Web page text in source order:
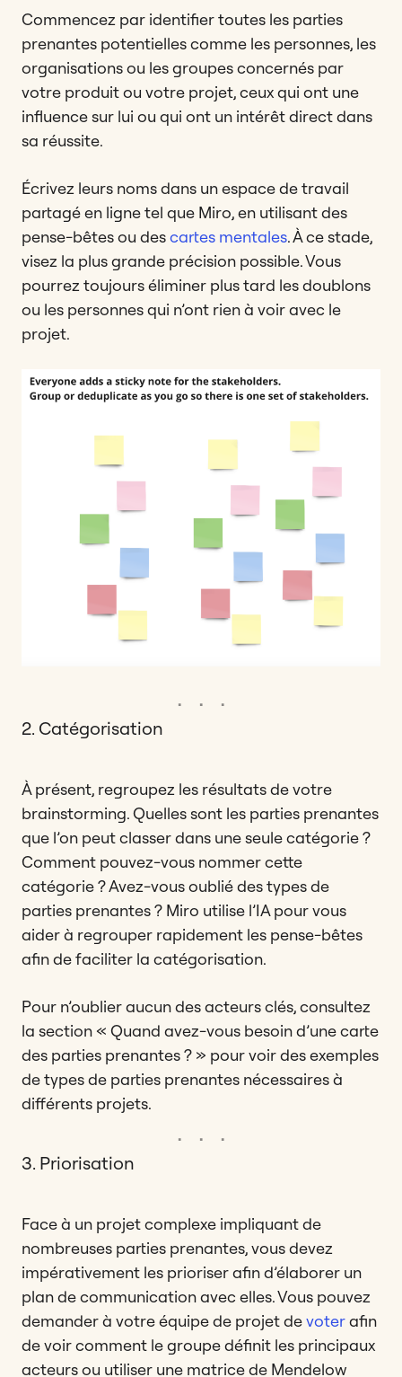
Commencez par identifier toutes les parties
prenantes potentielles comme les personnes, les
organisations ou les groupes concernés par
votre produit ou votre projet, ceux qui ont une
influence sur lui ou qui ont un intérêt direct dans
sa réussite.
Écrivez leurs noms dans un espace de travail
partagé en ligne tel que Miro, en utilisant des
pense-bêtes ou descartes mentales. À ce stade,
visez la plus grande précision possible. Vous
pourrez toujours éliminer plus tard les doublons
ou les personnes qui n’ont rien à voir avec le
projet.
2. Catégorisation
À présent, regroupez les résultats de votre
brainstorming. Quelles sont les parties prenantes
que l’on peut classer dans une seule catégorie ?
Comment pouvez-vous nommer cette
catégorie ? Avez-vous oublié des types de
parties prenantes ? Miro utilise l’IA pour vous
aider à regrouper rapidement les pense-bêtes
afin de faciliter la catégorisation.
Pour n’oublier aucun des acteurs clés, consultez
la section « Quand avez-vous besoin d’une carte
des parties prenantes ? » pour voir des exemples
de types de parties prenantes nécessaires à
différents projets.
3. Priorisation
Face à un projet complexe impliquant de
nombreuses parties prenantes, vous devez
impérativement les prioriser afin d’élaborer un
plan de communication avec elles. Vous pouvez
demander à votre équipe de projet devoterafin
de voir comment le groupe définit les principaux
acteurs ou utiliser une matrice de Mendelow